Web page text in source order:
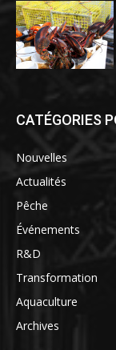
CATÉGORIES
Nouvelles
Actualités
Pêche
Événements
R&D
Transformation
Aquaculture
Archives